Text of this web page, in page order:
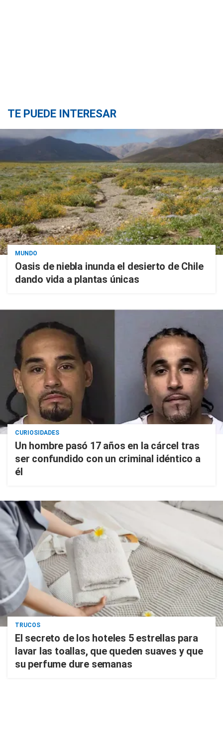
TE PUEDE INTERESAR
MUNDO
Oasis de niebla inunda el desierto de Chile
dando vida a plantas únicas
CURIOSIDADES
Un hombre pasó 17 años en la cárcel tras
ser confundido con un criminal idéntico a
él
TRUCOS
El secreto de los hoteles 5 estrellas para
lavar las toallas, que queden suaves y que
su perfume dure semanas